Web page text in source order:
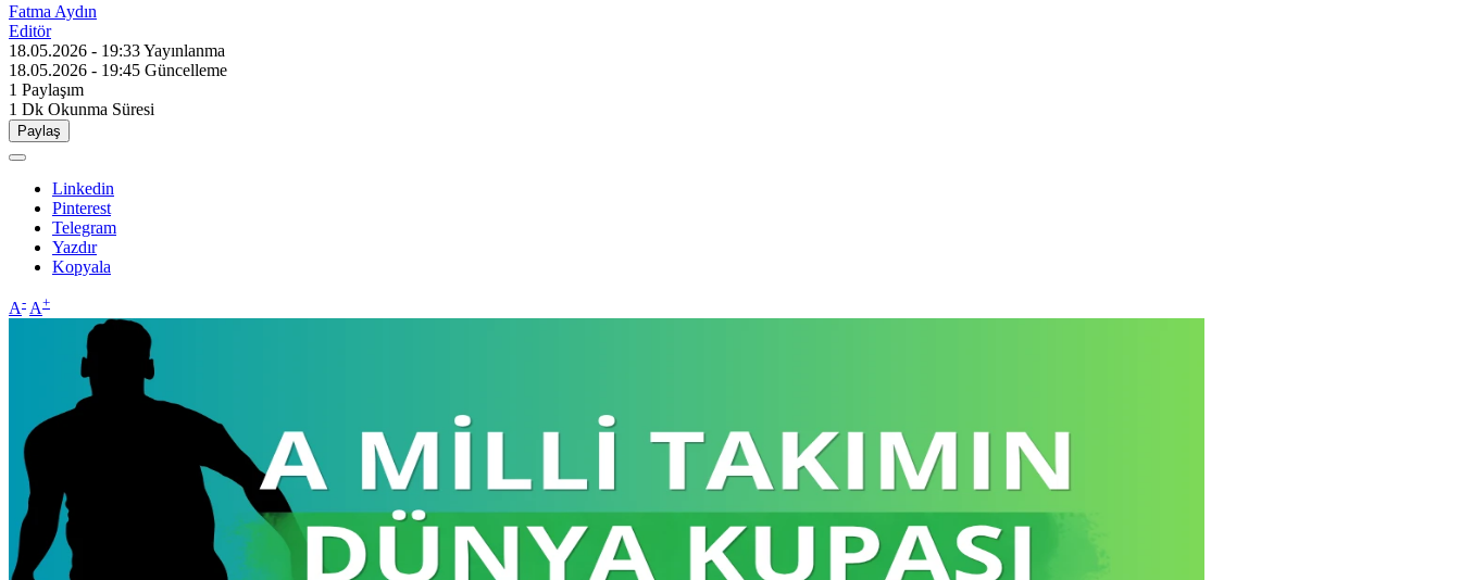
Fatma Aydın
Editör
18.05.2026 - 19:33Yayınlanma
18.05.2026 - 19:45 Güncelleme
1 Paylaşım
1 Dk Okunma Süresi
Paylaş
Linkedin
Pinterest
Telegram
Yazdır
Kopyala
A- A+